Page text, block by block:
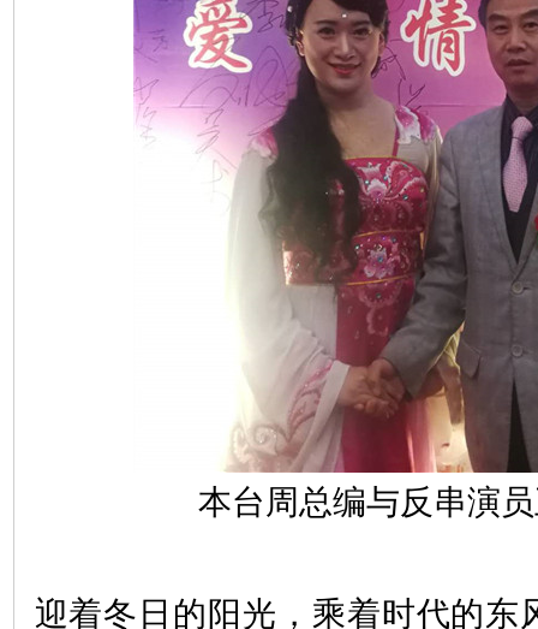
本台周总编与反串演
迎着冬日的阳光，乘着时代的东